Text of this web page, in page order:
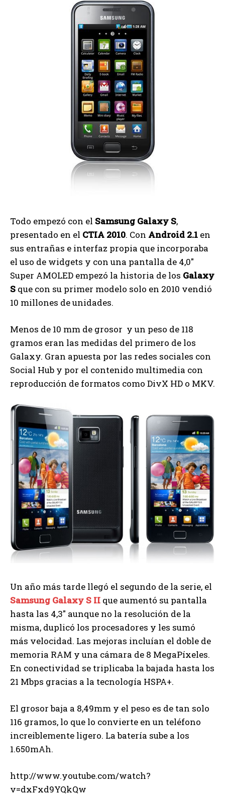
Todo empezó con el Samsung Galaxy S,
presentado en el CTIA 2010. Con Android 2.1 en
sus entrañas e interfaz propia que incorporaba
el uso de widgets y con una pantalla de 4,0″
Super AMOLED empezó la historia de los Galaxy
S que con su primer modelo solo en 2010 vendió
10 millones de unidades.
Menos de 10 mm de grosor y un peso de 118
gramos eran las medidas del primero de los
Galaxy. Gran apuesta por las redes sociales con
Social Hub y por el contenido multimedia con
reproducción de formatos como DivX HD o MKV.
Un año más tarde llegó el segundo de la serie, el
Samsung Galaxy S II que aumentó su pantalla
hasta las 4,3″ aunque no la resolución de la
misma, duplicó los procesadores y les sumó
más velocidad. Las mejoras incluían el doble de
memoria RAM y una cámara de 8 MegaPíxeles.
En conectividad se triplicaba la bajada hasta los
21 Mbps gracias a la tecnología HSPA+.
El grosor baja a 8,49mm y el peso es de tan solo
116 gramos, lo que lo convierte en un teléfono
increiblemente ligero. La batería sube a los
1.650mAh.
http://www.youtube.com/watch?
v=dxFxd9YQkQw